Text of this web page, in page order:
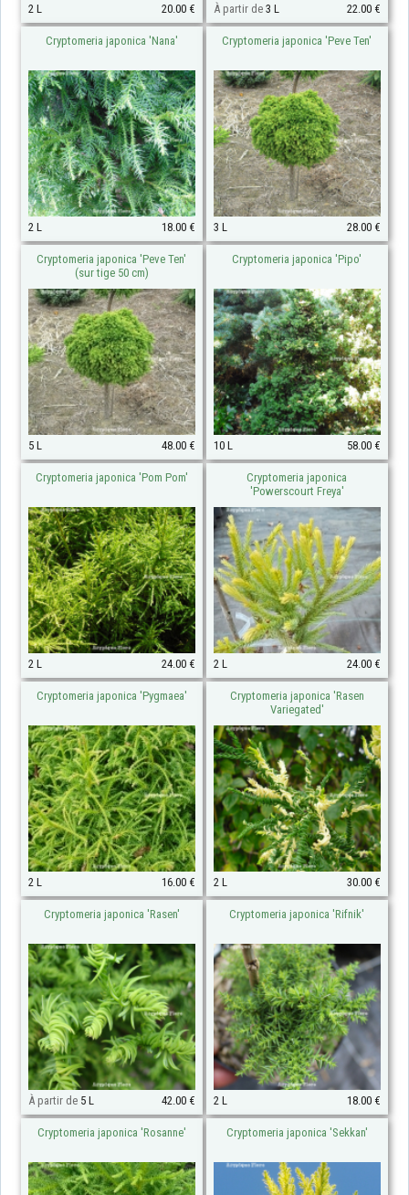
2 L 20.00 € À partir de3 L 22.00 €
Cryptomeria japonica 'Nana'
2 L 18.00 €
Cryptomeria japonica 'Peve Ten'
3 L 28.00 €
Cryptomeria japonica 'Peve Ten'
(sur tige 50 cm)
5 L 48.00 €
Cryptomeria japonica 'Pipo'
10 L 58.00 €
Cryptomeria japonica 'Pom Pom'
2 L 24.00 €
Cryptomeria japonica
'Powerscourt Freya'
2 L 24.00 €
Cryptomeria japonica 'Pygmaea'
2 L 16.00 €
Cryptomeria japonica 'Rasen
Variegated'
2 L 30.00 €
Cryptomeria japonica 'Rasen'
À partir de 5 L 42.00 €
Cryptomeria japonica 'Rifnik'
2 L 18.00 €
Cryptomeria japonica 'Rosanne' Cryptomeria japonica 'Sekkan'